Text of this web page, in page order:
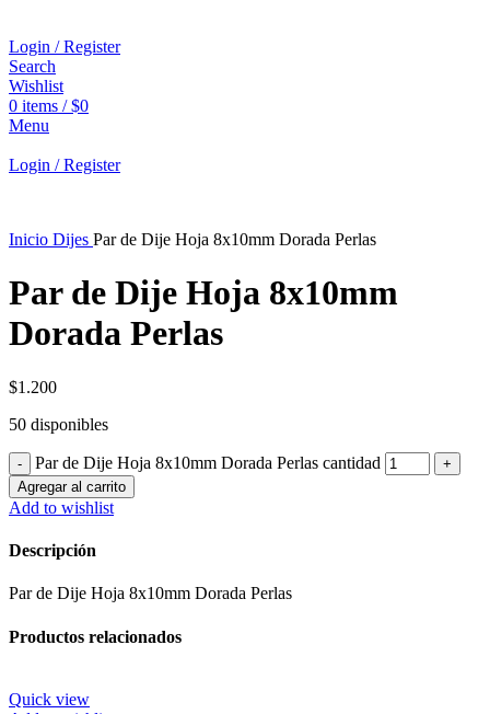
Login / Register
Search
Wishlist
0 items / $0
Menu
Login / Register
Inicio Dijes Par de Dije Hoja 8x10mm Dorada Perlas
Par de Dije Hoja 8x10mm
Dorada Perlas
$1.200
50 disponibles
Par de Dije Hoja 8x10mm Dorada Perlas cantidad
Agregar al carrito
Add to wishlist
Descripción
Par de Dije Hoja 8x10mm Dorada Perlas
Productos relacionados
Quick view